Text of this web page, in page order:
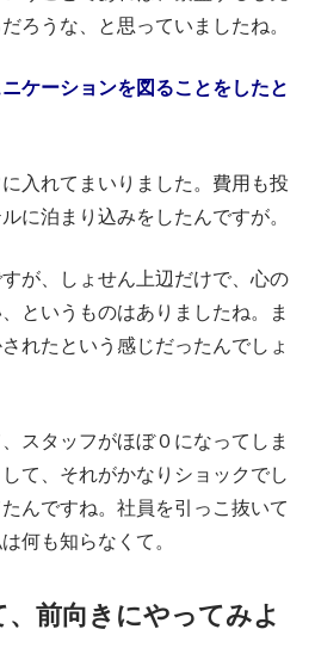
ろうな、と思っていましたね。
ーションを図ることをしたと
入れてまいりました。費用も投
に泊まり込みをしたんですが。
が、しょせん上辺だけで、心の
というものはありましたね。ま
れたという感じだったんでしょ
スタッフがほぼ０になってしま
て、それがかなりショックでし
んですね。社員を引っこ抜いて
何も知らなくて。
前向きにやってみよ